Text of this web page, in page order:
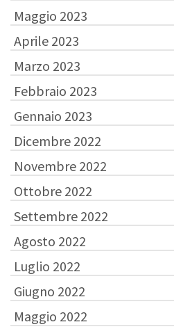
Maggio 2023
Aprile 2023
Marzo 2023
Febbraio 2023
Gennaio 2023
Dicembre 2022
Novembre 2022
Ottobre 2022
Settembre 2022
Agosto 2022
Luglio 2022
Giugno 2022
Maggio 2022